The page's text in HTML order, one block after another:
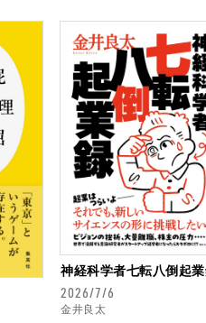
神経科学者七転八倒起
2026/7/6
金井良太